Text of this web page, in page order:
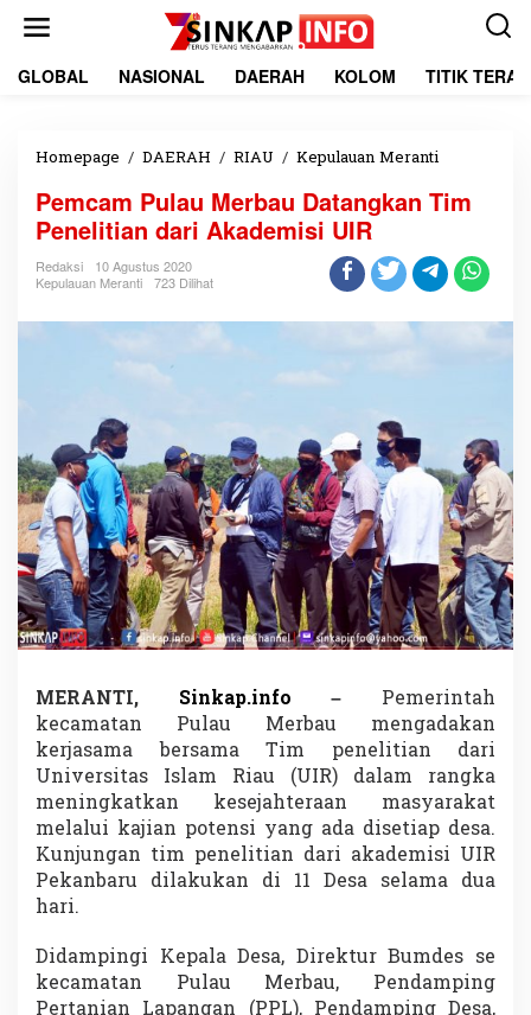
GLOBAL NASIONAL DAERAH KOLOM TITIK
Homepage / DAERAH / RIAU / Kepulauan Meranti
m
m
P
l
a
u
D
a
t
a
n
g
k
n
T
i
P
e
e
l
i
a
n
d
Pemcam Pulau Merbau Datangkan Tim
Penelitian dari Akademisi UIR
Redaksi
10 Agustus 2020
Kepulauan Meranti
723 Dilihat
MERANTI, Sinkap.info – Pemerintah
kecamatan Pulau Merbau mengadakan
kerjasama bersama Tim penelitian dari
Universitas Islam Riau (UIR) dalam rangka
meningkatkan kesejahteraan masyarakat
melalui kajian potensi yang ada disetiap desa.
Kunjungan tim penelitian dari akademisi UIR
Pekanbaru dilakukan di 11 Desa selama dua
hari.
Didampingi Kepala Desa, Direktur Bumdes se
kecamatan Pulau Merbau, Pendamping